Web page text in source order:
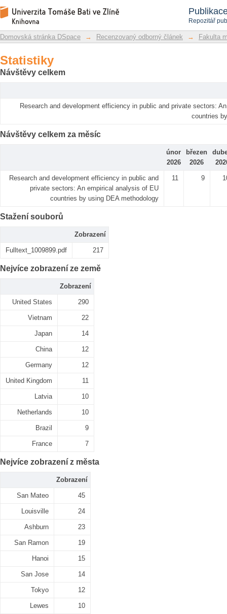
Repozitář
Statistiky
Repozitář DSpace/Manakin
Domovská stránka DSpace → Recenzovaný odborný článek → Fakulta
Statistiky
Návštěvy celkem
Research and development efficiency in public and private sectors:
countries
Návštěvy celkem za měsíc
únor
2026
březen
2026
Research and development efficiency in public and
private sectors: An empirical analysis of EU
countries by using DEA methodology
11 9
Stažení souborů
Zobrazení
Fulltext_1009899.pdf 217
Nejvíce zobrazení ze země
Zobrazení
United States 290
Vietnam 22
Japan 14
China 12
Germany 12
United Kingdom 11
Latvia 10
Netherlands 10
Brazil 9
France 7
Nejvíce zobrazení z města
Zobrazení
San Mateo 45
Louisville 24
Ashburn 23
San Ramon 19
Hanoi 15
San Jose 14
Tokyo 12
Lewes 10